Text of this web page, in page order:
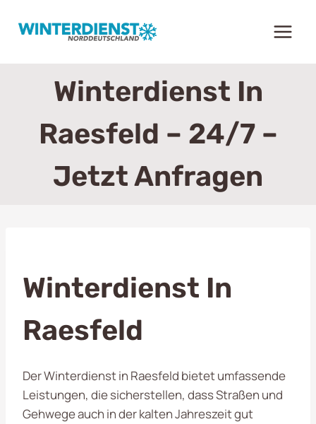
Inhalt
Winterdienst In
Raesfeld – 24/7 –
Jetzt Anfragen
Winterdienst In
Raesfeld
Der Winterdienst in Raesfeld bietet umfassende
Leistungen, die sicherstellen, dass Straßen und
Gehwege auch in der kalten Jahreszeit gut